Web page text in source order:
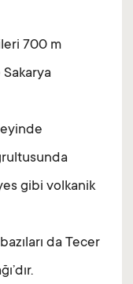
700 m
Sakarya
gibi volkanik
da Tecer